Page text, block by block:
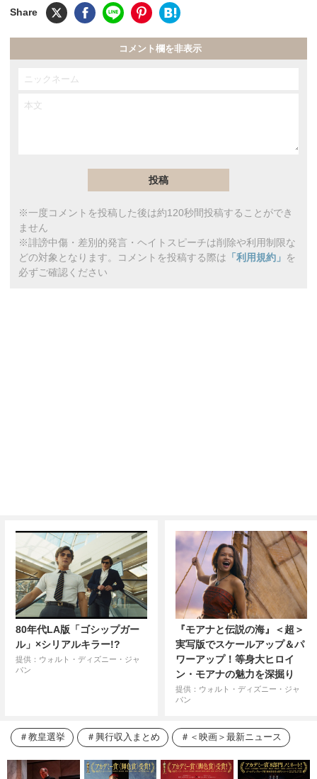
コメント欄を非表示
※一度コメントを投稿した後は約120秒間投稿することができ
ません
※誹謗中傷・差別的発言・ヘイトスピーチは削除や利用制限な
どの対象となります。コメントを投稿する際は 「利用規約」 を
必ずご確認ください
80年代LA版「ゴシップガー
ル」×シリアルキラー!?
提供：ウォルト・ディズニー・ジャ
パン
『モアナと伝説の海』＜超＞
実写版でスケールアップ＆パ
ワーアップ！等身大ヒロイ
ン・モアナの魅力を深掘り
提供：ウォルト・ディズニー・ジャ
パン
教皇選挙 興行収入まとめ ＜映画＞最新ニュース